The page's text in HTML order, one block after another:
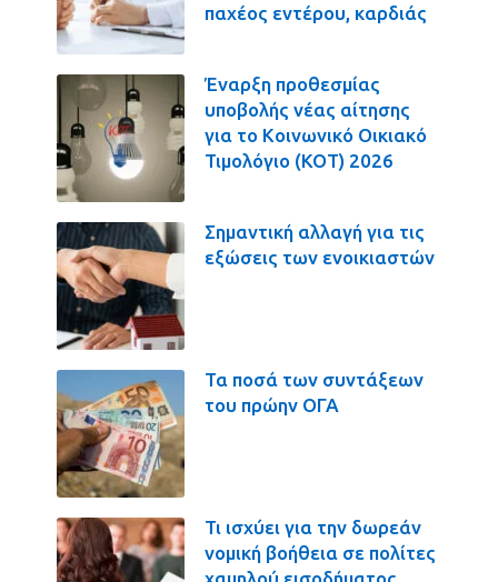
παχέος εντέρου, καρδιάς
Έναρξη προθεσμίας
υποβολής νέας αίτησης
για το Κοινωνικό Οικιακό
Τιμολόγιο (ΚΟΤ) 2026
Σημαντική αλλαγή για τις
εξώσεις των ενοικιαστών
Τα ποσά των συντάξεων
του πρώην ΟΓΑ
Τι ισχύει για την δωρεάν
νομική βοήθεια σε πολίτες